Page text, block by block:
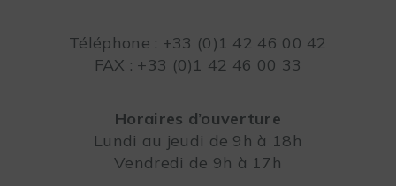
Téléphone : +33 (0)1 42 46 00 42
FAX : +33 (0)1 42 46 00 33
Horaires d’ouverture
Lundi au jeudi de 9h à 18h
Vendredi de 9h à 17h